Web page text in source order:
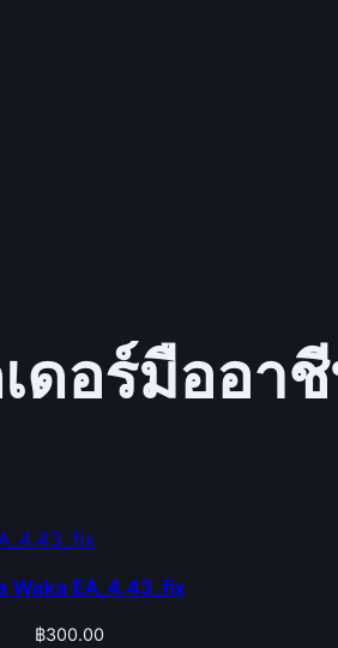
ดอร์มืออา
Waka EA_4.43_fix
฿300.00